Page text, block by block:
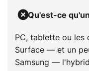
Qu'est-ce
PC, tablette ou les
Surface — et un
Samsung —